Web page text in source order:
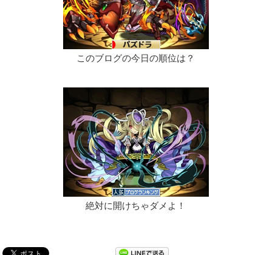
このブログの今日の順位は？
絶対に開けちゃダメよ！